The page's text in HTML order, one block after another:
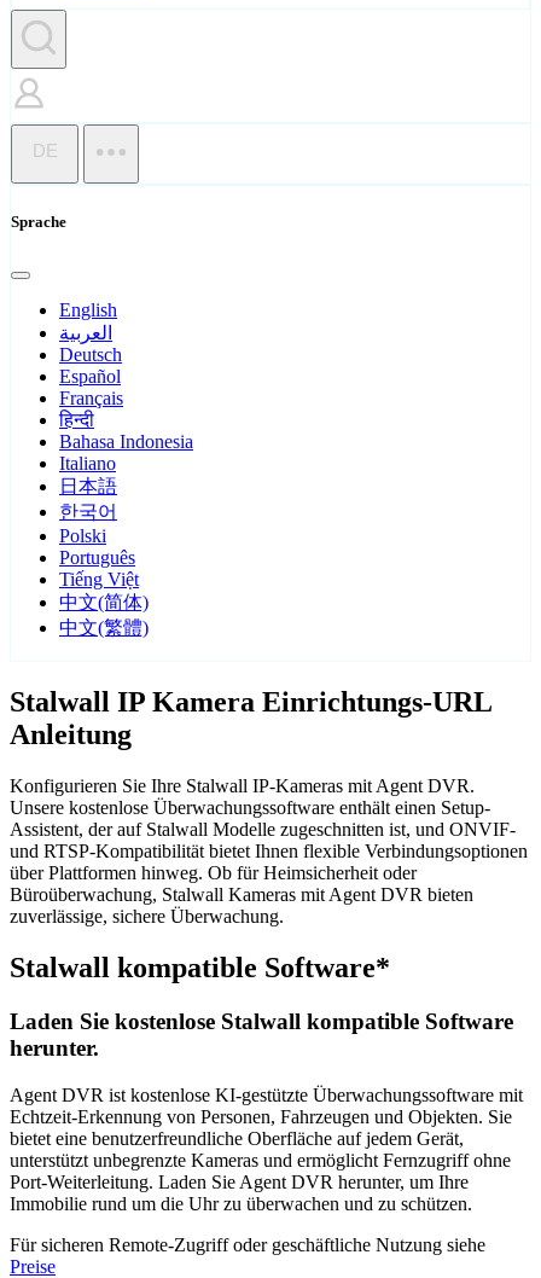
DE
Sprache
English
العربية
Deutsch
Español
Français
हिन्दी
Bahasa Indonesia
Italiano
日本語
한국어
Polski
Português
Tiếng Việt
中文(简体)
中文(繁體)
Stalwall IP Kamera Einrichtungs-URL
Anleitung
Konfigurieren Sie Ihre Stalwall IP-Kameras mit Agent DVR.
Unsere kostenlose Überwachungssoftware enthält einen Setup-
Assistent, der auf Stalwall Modelle zugeschnitten ist, und ONVIF-
und RTSP-Kompatibilität bietet Ihnen flexible Verbindungsoptionen
über Plattformen hinweg. Ob für Heimsicherheit oder
Büroüberwachung, Stalwall Kameras mit Agent DVR bieten
zuverlässige, sichere Überwachung.
Stalwall kompatible Software*
Laden Sie kostenlose Stalwall kompatible Software
herunter.
Agent DVR ist kostenlose KI-gestützte Überwachungssoftware mit
Echtzeit-Erkennung von Personen, Fahrzeugen und Objekten. Sie
bietet eine benutzerfreundliche Oberfläche auf jedem Gerät,
unterstützt unbegrenzte Kameras und ermöglicht Fernzugriff ohne
Port-Weiterleitung. Laden Sie Agent DVR herunter, um Ihre
Immobilie rund um die Uhr zu überwachen und zu schützen.
Für sicheren Remote-Zugriff oder geschäftliche Nutzung siehe
Preise